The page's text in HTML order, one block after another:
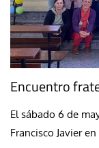
Encuentro
El sábado 6 de
Francisco Javier